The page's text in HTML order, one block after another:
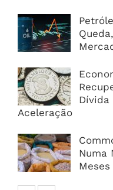
Dívida
Aceleração
Numa